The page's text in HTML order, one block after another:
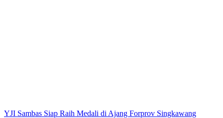
YJI Sambas Siap Raih Medali di Ajang Forprov Singkawang